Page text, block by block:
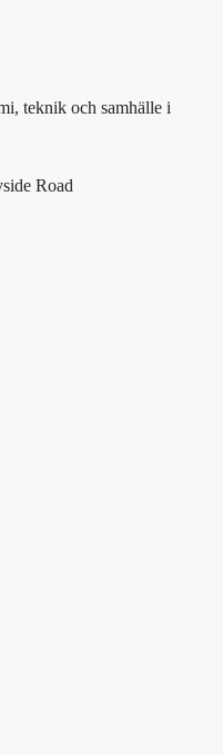
teknik och samhälle i
Road